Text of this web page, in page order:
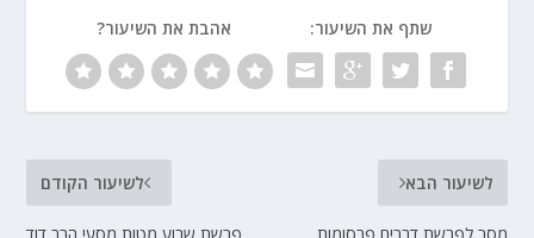
שתף את השיעור: אהבת את השיעור?
לשיעור הקודם לשיעור הבא